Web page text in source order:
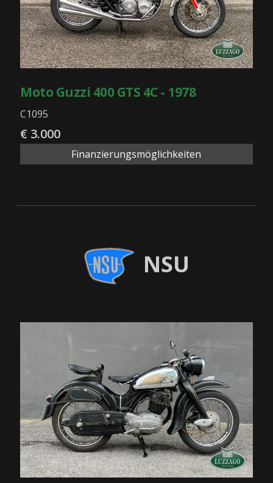
Moto Guzzi 400 GTS 4C - 1978
C1095
€ 3.000
Finanzierungsmöglichkeiten
NSU